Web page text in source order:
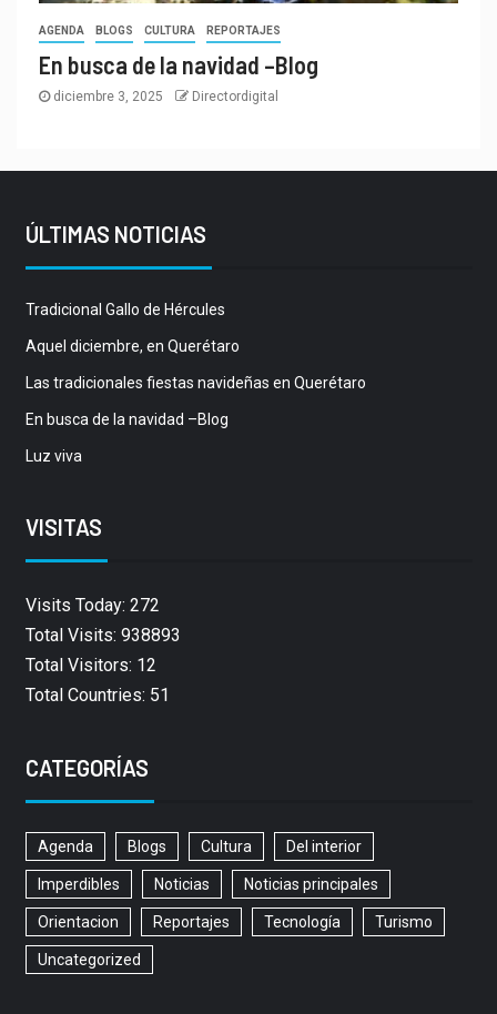
AGENDA BLOGS CULTURA REPORTAJES
En busca de la navidad –Blog
diciembre 3, 2025 Directordigital
ÚLTIMAS NOTICIAS
Tradicional Gallo de Hércules
Aquel diciembre, en Querétaro
Las tradicionales fiestas navideñas en Querétaro
En busca de la navidad –Blog
Luz viva
VISITAS
Visits Today: 272
Total Visits: 938893
Total Visitors: 12
Total Countries: 51
CATEGORÍAS
Agenda Blogs Cultura Del interior
Imperdibles Noticias Noticias principales
Orientacion Reportajes Tecnología Turismo
Uncategorized